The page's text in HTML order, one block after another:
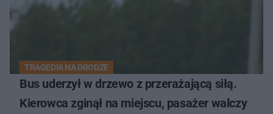
TRAGEDIA NA DRODZE
Bus uderzył w drzewo z przerażającą siłą.
Kierowca zginął na miejscu, pasażer walczy